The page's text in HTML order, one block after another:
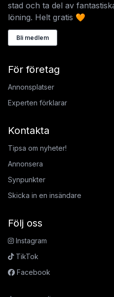
stad och ta del av
löning. Helt gratis 🧡
Bli medlem
För företag
Annonsplatser
Experten förklarar
Kontakta
Tipsa om nyheter!
Annonsera
Synpunkter
Skicka in en insändare
Följ oss
Instagram
TikTok
Facebook